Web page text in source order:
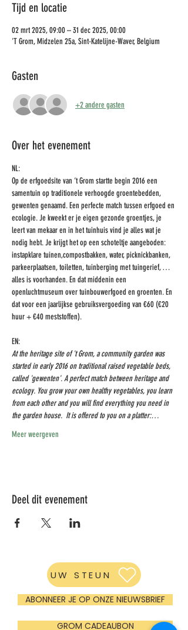
Tijd en locatie
02 mrt 2025, 09:00 – 31 dec 2025, 00:00
'T Grom, Midzelen 25a, Sint-Katelijne-Waver, Belgium
Gasten
+2 andere gasten
Over het evenement
NL:
Op de erfgoedsite van ‘t Grom startte begin 2016 een
samentuin op traditionele verhoogde groentebedden,
gewenten genaamd. Een perfecte match tussen erfgoed en
ecologie. Je kweekt er je eigen gezonde groentjes, je
leert van mekaar en in het tuinhuis vind je alles wat je
nodig hebt. Je krijgt het op een schoteltje aangeboden:
instapklare tuinen,compostbakken, water, picknickbanken,
parkeerplaatsen, toiletten, tuinberging met tuingerief, …
alles is voorhanden. En dat middenin een
openluchtmuseum over tuinbouwerfgoed en groenten. En
dat voor een jaarlijkse gebruiksvergoeding van €60 (€20
huur + €40 meststoffen).
EN:
At the heritage site of 't Grom, a community garden was
started in early 2016 on traditional raised vegetable beds,
called 'gewenten'. A perfect match between heritage and
ecology. You grow your own healthy vegetables, you learn
from each other and you will find everything you need in
the garden house. ​ It is offered to you on a platter:…
Meer weergeven
Deel dit evenement
UW STEUN
ABONNEER JE OP ONZE NIEUWSBRIEF
GROM CADEAUBON